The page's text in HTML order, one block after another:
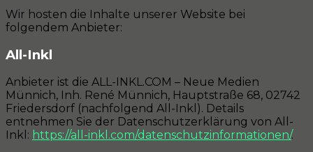
Wir hosten die Inhalte unserer Website bei
folgendem Anbieter:
All-Inkl
Anbieter ist die ALL-INKL.COM – Neue Medien
Münnich, Inh. René Münnich, Hauptstraße 68, 02742
Friedersdorf (nachfolgend All-Inkl). Details
entnehmen Sie der Datenschutzerklärung von All-
Inkl: https://all-inkl.com/datenschutzinformationen/.